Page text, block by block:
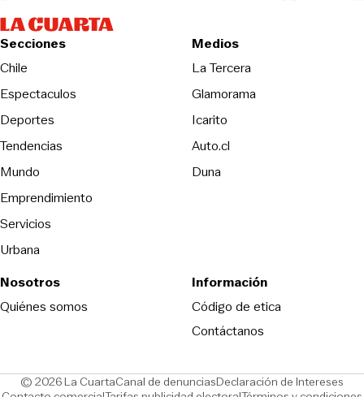
Secciones
Chile
Espectaculos
Deportes
Tendencias
Mundo
Emprendimiento
Servicios
Urbana
Medios
La TerceraOpens in new
Glamorama
Icarito
Auto.cl
DunaOpens in new window
Nosotros
Quiénes somos
Información
Código de eticaOpens in new
Contáctanos
© 2026 La CuartaCanal de denunciasOpens in new window
Declaración de Intereses